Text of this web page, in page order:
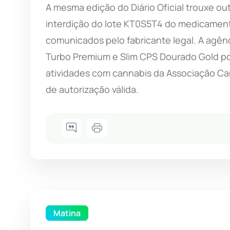
A mesma edição do Diário Oficial trouxe
interdição do lote KT0S5T4 do
comunicados pelo fabricante legal. A
Turbo Premium e Slim CPS Dourado Gold
atividades com cannabis da Associação
de autorização válida.
Matina